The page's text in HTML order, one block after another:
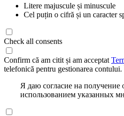
Litere majuscule și minuscule
Cel puțin o cifră și un caracter
Check all consents
Confirm că am citit și am acceptat
telefonică pentru gestionarea
Я даю согласие на
использованием указанных